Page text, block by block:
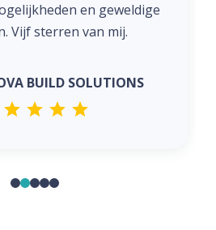
en geweldige
Vijf sterren van mij.
BUILD SOLUTIONS